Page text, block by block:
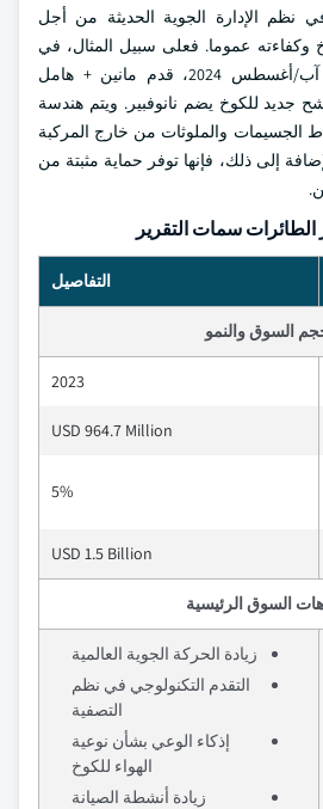
نظم الإدارة الجوية الحديثة من أجل
وكفاءته عموما. فعلى سبيل المثال، في
آب/أغسطس 2024، في آب/أغسطس 2024، قدم مانين + هامل
جديد للكوخ يضم نانوفبير. ويتم هندسة
الجسيمات والملوثات من خارج المركبة
إلى ذلك، فإنها توفر حماية مثبتة من
سمات التقرير
التفاصيل
السوق والنمو
2023
USD 964.7 Million
5%
USD 1.5 Billion
السوق الرئيسية
زيادة الحركة الجوية العالمية
التقدم التكنولوجي في نظم
التصفية
إذكاء الوعي بشأن نوعية
الهواء للكوخ
زيادة أنشطة الصيانة